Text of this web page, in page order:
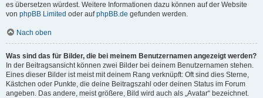
es übersetzen würdest. Weitere Informationen dazu können auf der Website
von phpBB Limited oder aufphpBB.de gefunden werden.
Nach oben
Was sind das für Bilder, die bei meinem Benutzernamen angezeigt werden?
In der Beitragsansicht können zwei Bilder bei deinem Benutzernamen stehen.
Eines dieser Bilder ist meist mit deinem Rang verknüpft: Oft sind dies Sterne,
Kästchen oder Punkte, die deine Beitragszahl oder deinen Status im Forum
angeben. Das andere, meist größere, Bild wird auch als „Avatar“ bezeichnet.